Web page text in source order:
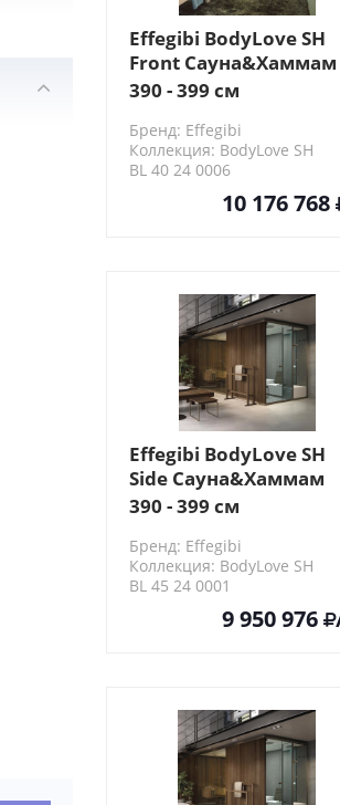
Effegibi BodyLove SH
Front Сауна&Хаммам
393x176x220см,
термообработанная
древесина/трубчатое
стекло
390 - 399 см
Бренд: Effegibi
Коллекция: BodyLove SH
BL 40 24 0006
10 176 768
Effegibi BodyLove SH
Side Сауна&Хаммам
365x202x220см,
термообработанная
древесина/трубчатое
стекло
390 - 399 см
Бренд: Effegibi
Коллекция: BodyLove SH
BL 45 24 0001
9 950 976